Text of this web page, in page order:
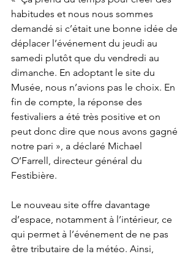
habitudes et nous nous sommes
demandé si c’était une bonne idée de
déplacer l’événement du jeudi au
samedi plutôt que du vendredi au
dimanche. En adoptant le site du
Musée, nous n’avions pas le choix. En
fin de compte, la réponse des
festivaliers a été très positive et on
peut donc dire que nous avons gagné
notre pari », a déclaré Michael
O’Farrell, directeur général du
Festibière.
Le nouveau site offre davantage
d’espace, notamment à l’intérieur, ce
qui permet à l’événement de ne pas
être tributaire de la météo. Ainsi,